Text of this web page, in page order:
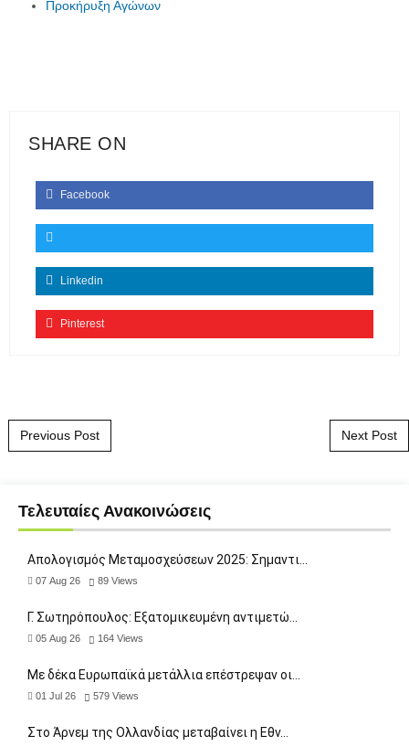
Προκήρυξη Αγώνων
SHARE ON
Facebook
Linkedin
Pinterest
Post navigation
Previous Post Next Post
Τελευταίες Ανακοινώσεις
Απολογισμός Μεταμοσχεύσεων 2025: Σημαντι…
07 Aug 26 89 Views
Γ. Σωτηρόπουλος: Eξατομικευμένη αντιμετώ…
05 Aug 26 164 Views
Με δέκα Ευρωπαϊκά μετάλλια επέστρεψαν οι…
01 Jul 26 579 Views
Στο Άρνεμ της Ολλανδίας μεταβαίνει η Εθν…